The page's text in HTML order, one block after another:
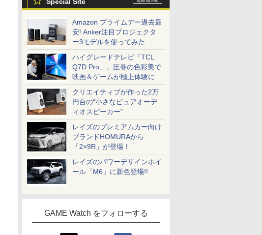
Amazon プライムデー過去最
安! Anker注目プロジェクタ
ー3モデルを使ってみた
ハイグレードテレビ「TCL
Q7D Pro」。圧巻の色彩美で
映画＆ゲームが極上体験に
クリエイティブが作った2万
円台の“小さなピュアオーデ
ィオスピーカー”
レイズのプレミアムカー向け
ブランドHOMURAから
「2×9R」が登場！
レイズのパワーデザインホイ
ール「M6」に新色登場!!
GAME Watch をフォローする